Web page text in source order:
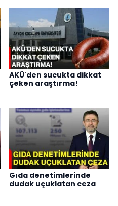
AKÜ'den sucukta dikkat
çeken araştırma!
Gıda denetimlerinde
dudak uçuklatan ceza